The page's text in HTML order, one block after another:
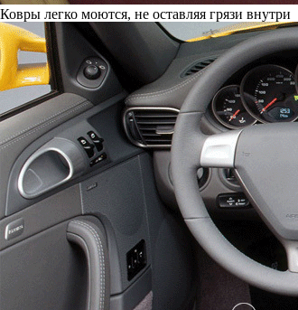
Ковры легко моются, не оставляя грязи внутри